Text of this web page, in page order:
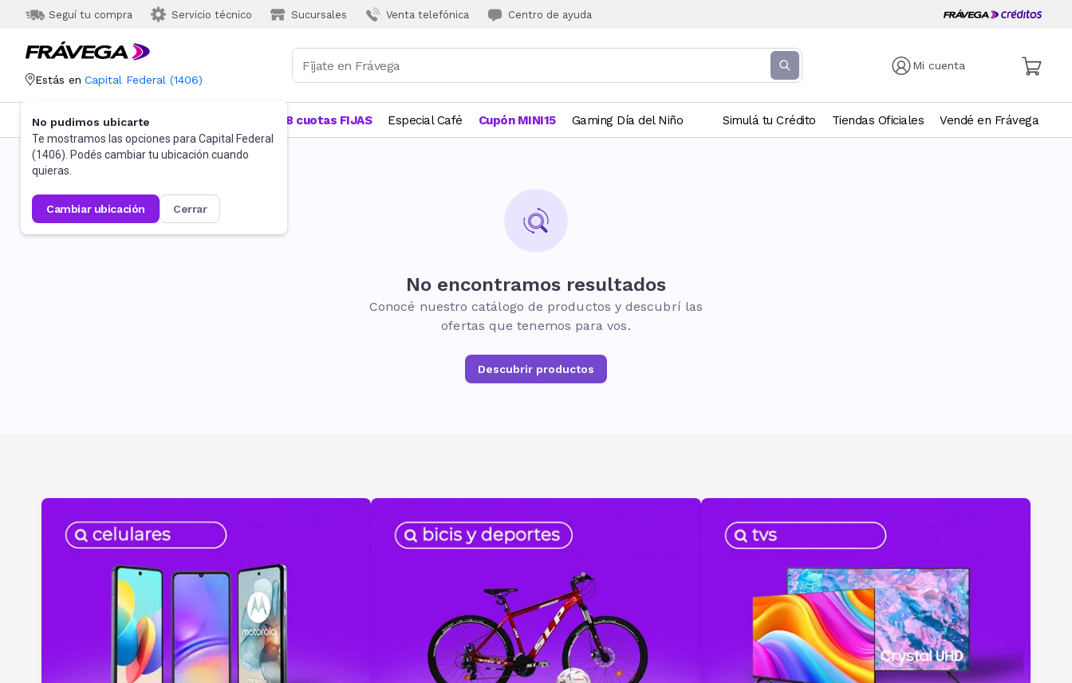
Seguí tu compra Servicio técnico Sucursales Venta telefónica Centro de ayuda
Mi cuenta
Estás en Capital Federal (1406)
No pudimos ubicarte
Te mostramos las opciones para Capital Federal
(1406). Podés cambiar tu ubicación cuando
quieras.
cambiar ubicación cerrar
Categorías Más Vendidos 18 cuotas FIJAS Especial Café Cupón MINI15 Gaming Día del Niño Simulá tu Crédito Tiendas Oficiales Vendé en Frávega
No encontramos resultados
Conocé nuestro catálogo de productos y descubrí las
ofertas que tenemos para vos.
Descubrir productos